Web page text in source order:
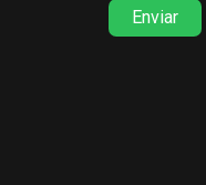
Enviar